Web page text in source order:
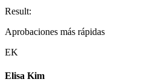
Result:
Aprobaciones más rápidas
EK
Elisa Kim